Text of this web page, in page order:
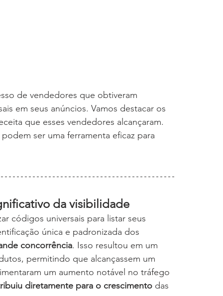
de vendedores que obtiveram
em seus anúncios. Vamos destacar os
que esses vendedores alcançaram.
ser uma ferramenta eficaz para
da visibilidade
códigos universais para listar seus
única e padronizada dos
concorrência. Isso resultou em um
permitindo que alcançassem um
um aumento notável no tráfego
diretamente para o crescimento das